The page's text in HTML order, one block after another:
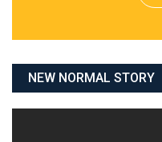
NEW NORMAL STORY